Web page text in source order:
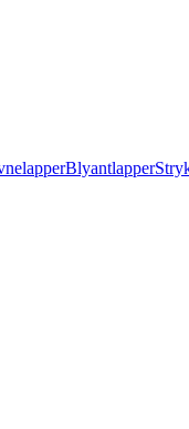
Blyantlapper